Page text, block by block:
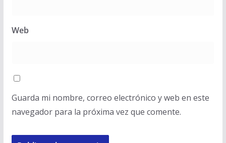
Web
Guarda mi nombre, correo electrónico y web en este
navegador para la próxima vez que comente.